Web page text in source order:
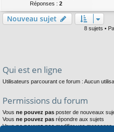
Réponses : 2
Nouveau sujet
8 sujets •
Qui est en ligne
Utilisateurs parcourant ce forum : Aucun
Permissions du forum
Vous ne pouvez pas poster de nouveaux
Vous ne pouvez pas répondre aux sujets
Vousne pouvez pasmodifier vos messages